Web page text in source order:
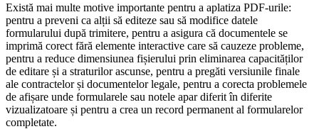
Există mai multe motive importante pentru a aplatiza PDF-urile:
pentru a preveni ca alții să editeze sau să modifice datele
formularului după trimitere, pentru a asigura că documentele se
imprimă corect fără elemente interactive care să cauzeze probleme,
pentru a reduce dimensiunea fișierului prin eliminarea capacităților
de editare și a straturilor ascunse, pentru a pregăti versiunile finale
ale contractelor și documentelor legale, pentru a corecta problemele
de afișare unde formularele sau notele apar diferit în diferite
vizualizatoare și pentru a crea un record permanent al formularelor
completate.